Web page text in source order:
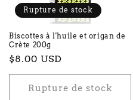
o
n
:
Rupture de stock
Biscottes à l'huile et origan de
Crète 200g
Prix
habituel
$8.00 USD
Rupture de stock